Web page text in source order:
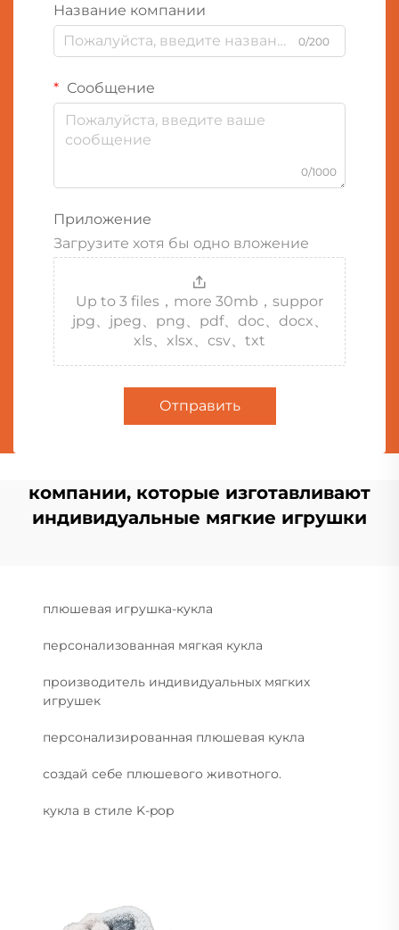
Название компании
0/200
Сообщение
0/1000
Приложение
Загрузите хотя бы одно вложение
Up to 3 files，more 30mb，suppor
jpg、jpeg、png、pdf、doc、docx、
xls、xlsx、csv、txt
Отправить
компании, которые изготавливают
индивидуальные мягкие игрушки
плюшевая игрушка-кукла
персонализованная мягкая кукла
производитель индивидуальных мягких
игрушек
персонализированная плюшевая кукла
создай себе плюшевого животного.
кукла в стиле K-pop